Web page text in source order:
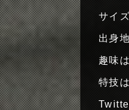
サイ
出身
趣味
特技